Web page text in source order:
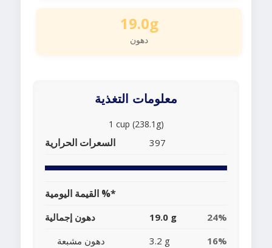
19.0g
دهون
معلومات التغذية
1 cup (238.1g)
السعرات الحرارية 397
القيمة اليومية %*
دهون إجمالية 19.0 g
24%
دهون مشبعة
3.2 g
16%